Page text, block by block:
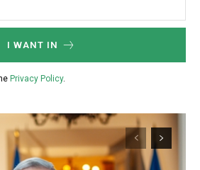
I WANT IN
Privacy Policy.